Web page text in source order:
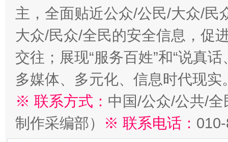
主，全面贴近公众/公民/大众/民
大众/民众/全民的安全信息，促
交往；展现“服务百姓”和“说真
多媒体、多元化、信息时代现实
※ 联系方式： 中国/公众/公共/
制作采编部）
※ 联系电话：